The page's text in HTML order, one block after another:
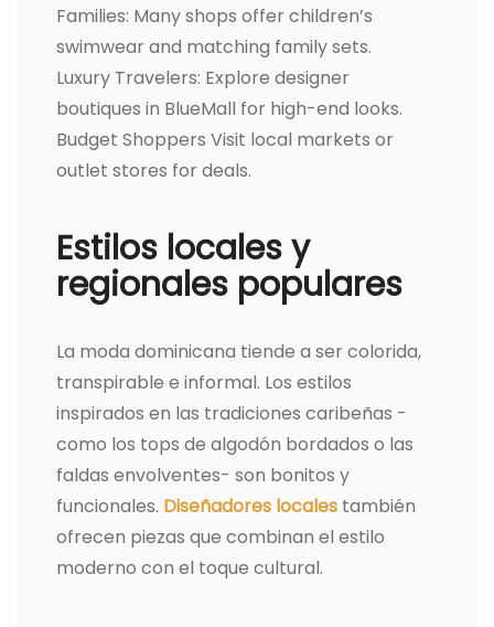
Families: Many shops offer children’s
swimwear and matching family sets.
Luxury Travelers: Explore designer
boutiques in BlueMall for high-end looks.
Budget Shoppers Visit local markets or
outlet stores for deals.
Estilos locales y
regionales populares
La moda dominicana tiende a ser colorida,
transpirable e informal. Los estilos
inspirados en las tradiciones caribeñas -
como los tops de algodón bordados o las
faldas envolventes- son bonitos y
funcionales. Diseñadores locales también
ofrecen piezas que combinan el estilo
moderno con el toque cultural.